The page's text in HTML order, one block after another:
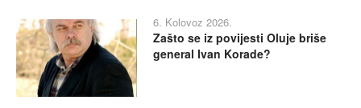
6. Kolovoz 2026.
Zašto se iz povijesti Oluje briše
general Ivan Korade?